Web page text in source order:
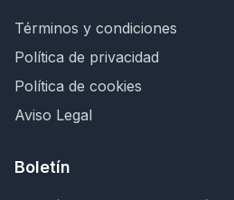
Términos y condiciones
Política de privacidad
Política de cookies
Aviso Legal
Boletín